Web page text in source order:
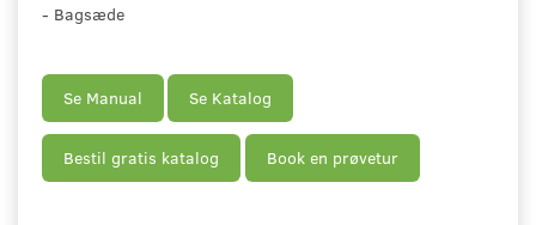
- Bagsæde
Se Manual Se Katalog
Bestil gratis katalog Book en prøvetur